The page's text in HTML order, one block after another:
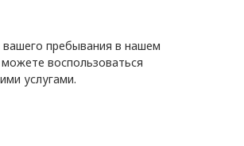
пребывания в нашем
воспользоваться
услугами.